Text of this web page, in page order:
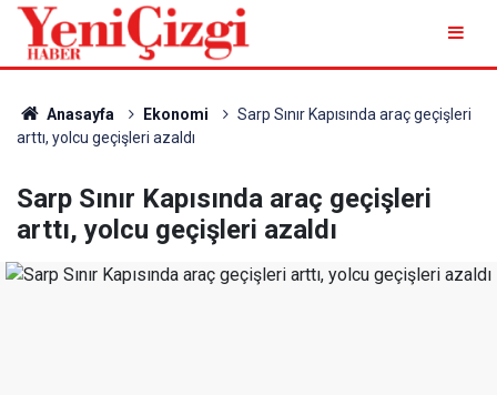
Anasayfa Ekonomi
Sarp Sınır Kapısında araç geçişleri
arttı, yolcu geçişleri azaldı
Sarp Sınır Kapısında araç geçişleri
arttı, yolcu geçişleri azaldı